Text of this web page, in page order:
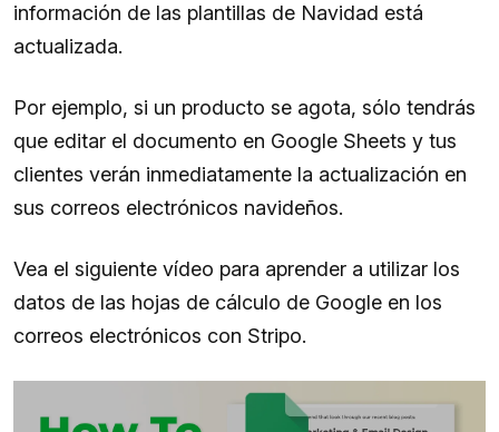
información de las plantillas de Navidad está
actualizada.
Por ejemplo, si un producto se agota, sólo tendrás
que editar el documento en Google Sheets y tus
clientes verán inmediatamente la actualización en
sus correos electrónicos navideños.
Vea el siguiente vídeo para aprender a utilizar los
datos de las hojas de cálculo de Google en los
correos electrónicos con Stripo.